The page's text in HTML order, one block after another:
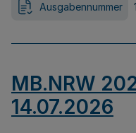
Ausgabennummer
MB.NRW
14.07.2026